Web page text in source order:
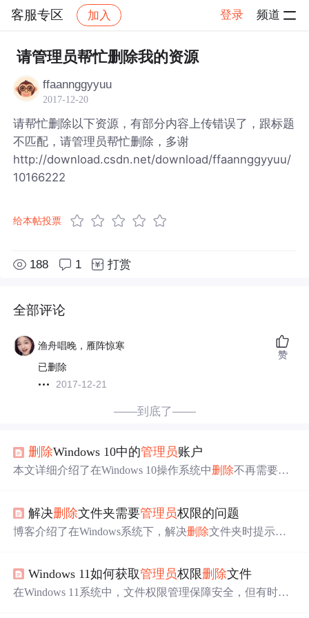
客服专区 加入 登录 频道
社区 客服专区 帖子详情
请管理员帮忙删除我的资源
ffaannggyyuu
2017-12-20
请帮忙删除以下资源，有部分内容上传错误了，跟标题
不匹配，请管理员帮忙删除，多谢
http://download.csdn.net/download/ffaannggyyuu/
10166222
给本帖投票
188 1 打赏
全部评论
渔舟唱晚，雁阵惊寒
已删除
2017-12-21
赞
——到底了——
删除Windows 10中的管理员账户
本文详细介绍了在Windows 10操作系统中删除不再需要的
和 删除相关文件夹的过程。在执行此操作前，请
其他管理员账户登录并谨慎操作，因为删除的账户及其文
解决删除文件夹需要管理员权限的问题
博客介绍了在Windows系统下，解决删除文件夹时提示需
还给出了相关注意事项，如勿随意删系统关键文件夹等。
Windows 11如何获取管理员权限删除文件
在Windows 11系统中，文件权限管理保障安全，但有时需